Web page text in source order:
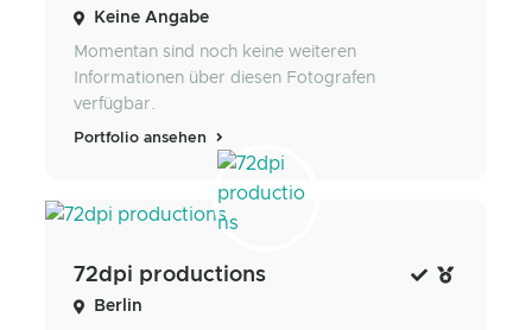
Keine Angabe
Momentan sind noch keine weiteren
Informationen über diesen Fotografen
verfügbar.
Portfolio ansehen
72dpi productions
Berlin